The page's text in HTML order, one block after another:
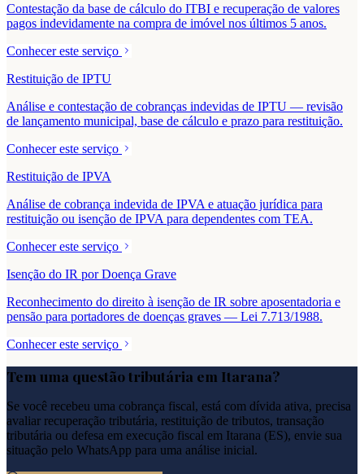
Contestação da base de cálculo do ITBI e recuperação de valores
pagos indevidamente na compra de imóvel nos últimos 5 anos.
Conhecer este serviço
Restituição de IPTU
Análise e contestação de cobranças indevidas de IPTU — revisão
de lançamento municipal, base de cálculo e prazo para restituição.
Conhecer este serviço
Restituição de IPVA
Análise de cobrança indevida de IPVA e atuação jurídica para
restituição ou isenção de IPVA para dependentes com TEA.
Conhecer este serviço
Isenção do IR por Doença Grave
Reconhecimento do direito à isenção de IR sobre aposentadoria e
pensão para portadores de doenças graves — Lei 7.713/1988.
Conhecer este serviço
Tem uma questão tributária em Itarana?
Se você recebeu uma cobrança fiscal, está com dívida ativa, precisa
avaliar recuperação tributária, restituição de tributos, transação
tributária ou defesa em execução fiscal em Itarana (ES), envie sua
situação pelo WhatsApp para uma análise inicial.